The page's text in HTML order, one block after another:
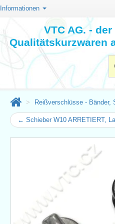
Informationen
VTC AG. -
Qualitätskurzwaren
Reißverschlüsse - Bänder,
← Schieber W10 ARRETIERT,